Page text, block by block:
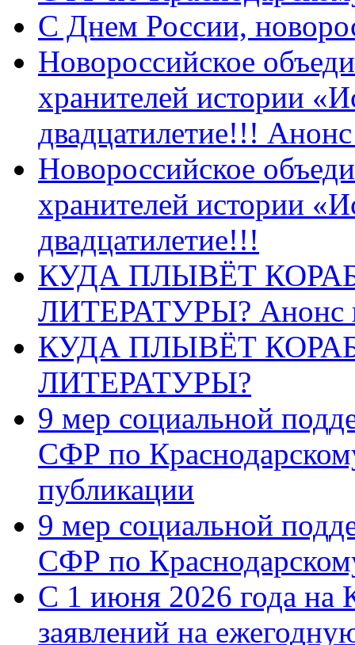
C Днем России,
Новороссийское
хранителей истории
двадцатилетие!!!
Новороссийское
хранителей истории
двадцатилетие!!!
КУДА ПЛЫВЁТ
ЛИТЕРАТУРЫ? Анонс
КУДА ПЛЫВЁТ
ЛИТЕРАТУРЫ?
9 мер социальной
СФР по
публикации
9 мер социальной
СФР по
С 1 июня 2026 года на
заявлений на